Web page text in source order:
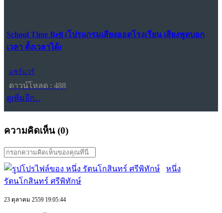
School Time Bell (โปรแกรมเสียงออดโรงเรียน เสียงพูดบอก
เวลา ตั้งเวลาได้)
แชร์แวร์
ดาวน์โหลด : 488
ดูเพิ่มอีก...
ความคิดเห็น (0)
หนึ่ง
รัตนโกสินทร์ ศรีพิทักษ์
23 ตุลาคม 2559 19:05:44